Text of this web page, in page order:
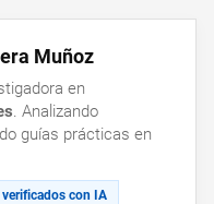
Muñoz
en
. Analizando
guías prácticas en
verificados con IA